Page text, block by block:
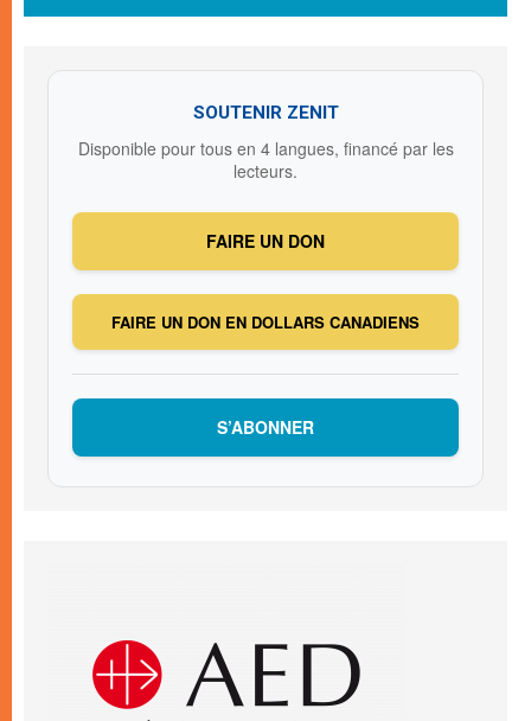
SOUTENIR ZENIT
Disponible pour tous en 4 langues, financé par les
lecteurs.
FAIRE UN DON
FAIRE UN DON EN DOLLARS CANADIENS
S’ABONNER